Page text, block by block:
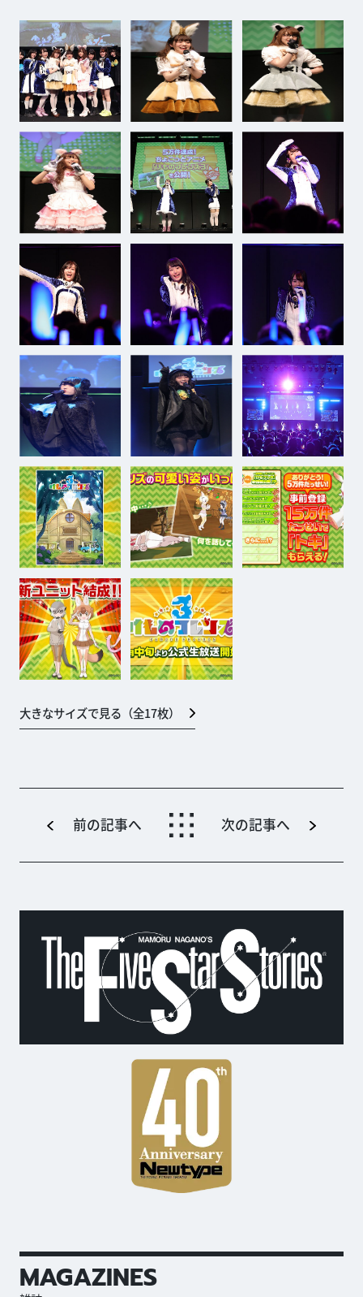
大きなサイズで見る（全17枚）
前の記事へ 次の記事へ
MAGAZINES